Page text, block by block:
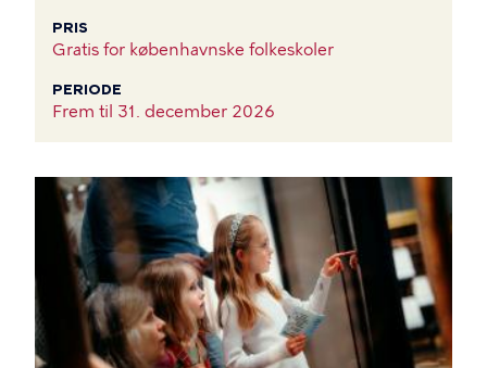
PRIS
Gratis for københavnske folkeskoler
PERIODE
Frem til 31. december 2026
BILLEDE